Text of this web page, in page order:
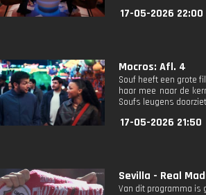
17-05-2026 22:00
Mocros: Afl. 4
Souf heeft een grote
haar mee naar de
Soufs leugens
17-05-2026 21:50
Sevilla - Real
Van dit programma is